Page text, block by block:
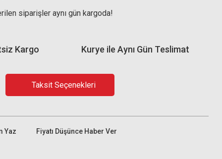
siparişler aynı gün kargoda!
Kurye ile Aynı Gün Teslimat
Kargo
Taksit Seçenekleri
Yaz Fiyatı Düşünce Haber Ver